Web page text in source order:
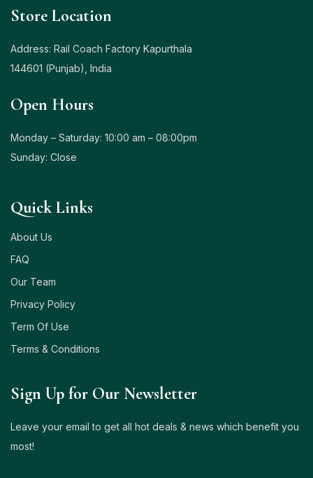
Store Location
Address: Rail Coach Factory Kapurthala
144601 (Punjab), India
Open Hours
Monday – Saturday: 10:00 am – 08:00pm
Sunday: Close
Quick Links
About Us
FAQ
Our Team
Privacy Policy
Term Of Use
Terms & Conditions
Sign Up for Our Newsletter
Leave your email to get all hot deals & news which benefit you
most!